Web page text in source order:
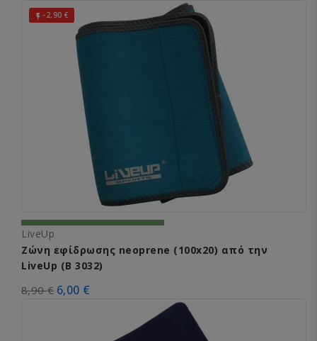
 -2,90 €
LiveUp
Ζώνη εφίδρωσης neoprene (100x20) από την
LiveUp (B 3032)
8,90 € 6,00 €